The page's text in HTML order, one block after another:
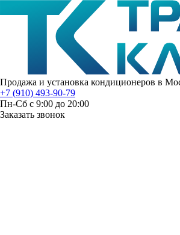
Продажа и установка кондиционеров в
+7 (910) 493-90-79
Пн-Сб с 9:00 до 20:00
Заказать звонок